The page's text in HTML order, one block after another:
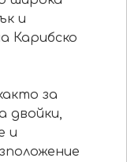
и
Карибско
за
двойки,
и